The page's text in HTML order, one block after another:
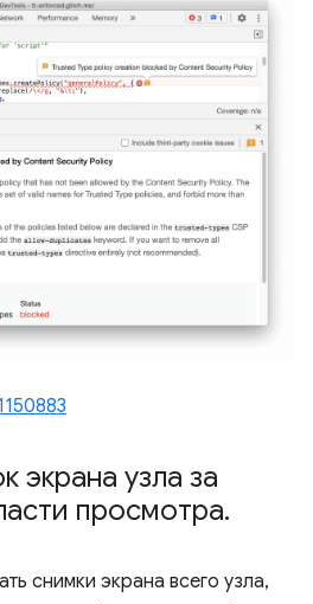
экрана узла за
просмотра.
снимки экрана всего узла,